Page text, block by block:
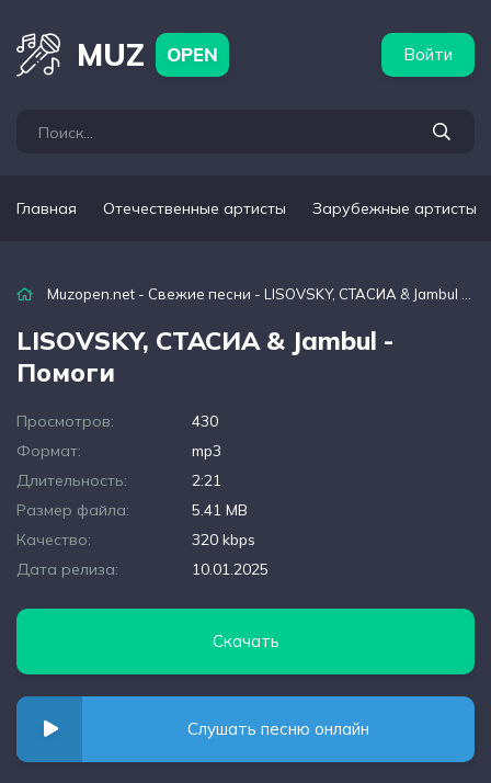
MUZ OPEN Войти
Главная Отечественные артисты Зарубежные артисты
Muzopen.net - Свежие песни - LISOVSKY, СТАСИА & Jambul - Помоги
LISOVSKY, СТАСИА & Jambul -
Помоги
Просмотров:
430
Формат:
mp3
Длительность:
2:21
Размер файла:
5.41 MB
Качество:
320 kbps
Дата релиза:
10.01.2025
Скачать
Слушать песню онлайн
артисты Популярные подборки